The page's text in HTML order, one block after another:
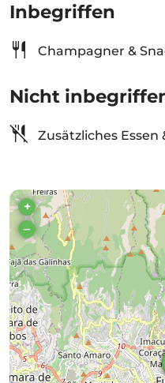
Inbegriffen
Champagner &
Nicht
Zusätzliches Essen
+
–